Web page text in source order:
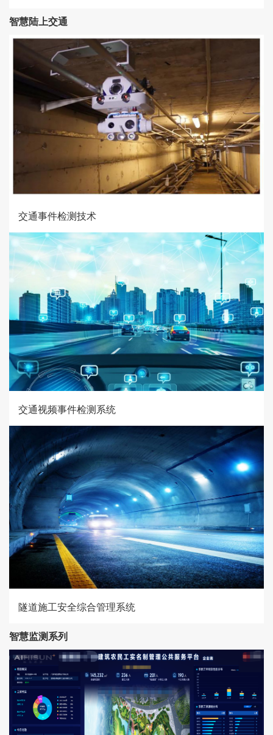
智慧陆上交通
交通事件检测技术
交通视频事件检测系统
隧道施工安全综合管理系统
智慧监测系列